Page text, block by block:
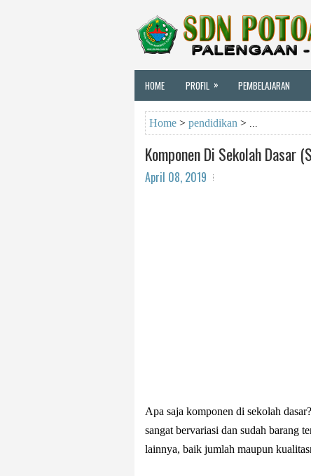
HOME PROFIL » PEMBELAJARAN
Home > pendidikan >
Komponen Di Sekolah Dasar
April 08, 2019
Apa saja komponen di sekolah
sangat bervariasi dan sudah barang
lainnya, baik jumlah maupun